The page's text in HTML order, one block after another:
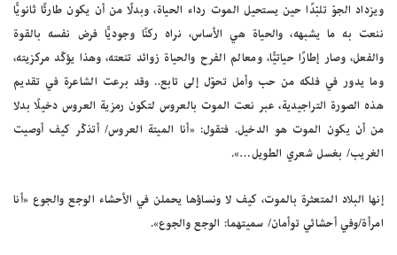
ويزداد الجوّ تلبّدًا حين يستحيل الموت رداء الحياة، وبدلًا من أن يكون طارئًا ثانويًّا
ننعت به ما يشبهه، والحياة هي الأساس، نراه ركنًا وجوديًّا فرض نفسه بالقوة
والفعل، وصار إطارًا حياتيًّا، ومعالم الفرح والحياة زوائد تنعته، وهذا يؤكّد مركزيته،
وما يدور في فلكه من حب وأمل تحوّل إلى تابع.. وقد برعت الشاعرة في تقديم
هذه الصورة التراجيدية، عبر نعت الموت بالعروس لتكون رمزية العروس دخيلًا بدلا
من أن يكون الموت هو الدخيل. فتقول: «أنا الميتة العروس/ أتذكّر كيف أوصيت
الغريب/ بغسل شعري الطويل…».
إنها البلاد المتعثرة بالموت، كيف لا ونساؤها يحملن في الأحشاء الوجع والجوع «أنا
امرأة/وفي أحشائي توأمان/ سميتهما: الوجع والجوع».